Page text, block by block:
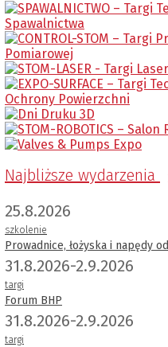
Najbliższe wydarzenia
25.8.2026
szkolenie
Prowadnice, łożyska i napędy
31.8.2026-2.9.2026
targi
Forum BHP
31.8.2026-2.9.2026
targi